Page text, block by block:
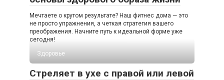
Мечтаете о крутом результате? Наш фитнес дома — это
не просто упражнения, а четкая стратегия вашего
преображения. Начните путь к идеальной форме уже
сегодня!
Здоровье
Стреляет в ухе с правой или левой